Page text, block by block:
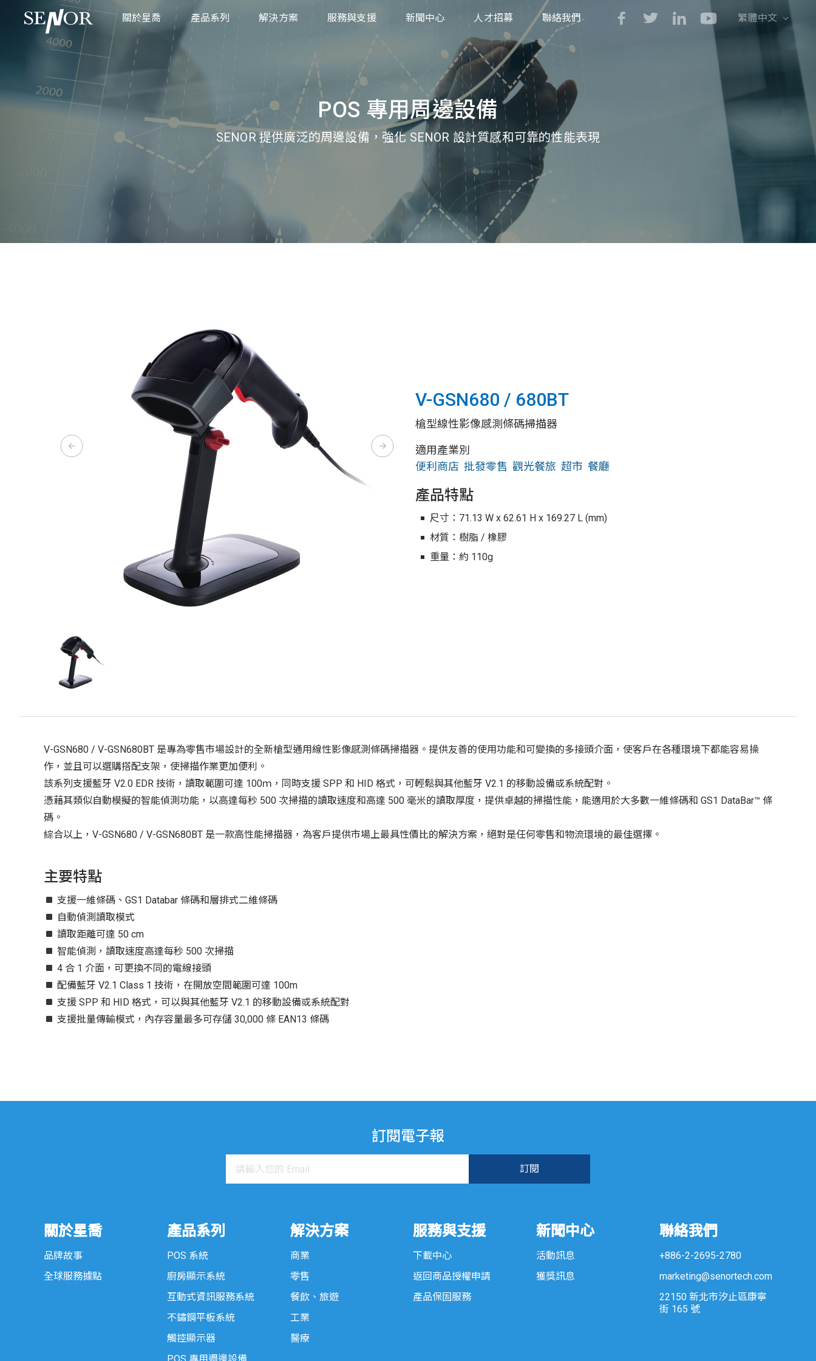
關於星喬
品牌故事
全球服務據點
產品系列
互動式資訊服務系統
不鏽鋼平板系統
工業觸控顯示器
工業主機
POS 專用週邊設備
專用支架
製造執行系統
解決方案
餐飲、旅遊
工業
醫療
服務與支援
返回商品授權申請
產品保固服務
新聞中心 人才招募 聯絡我們 繁體中文
POS 專用周邊設備
SENOR 提供廣泛的周邊設備，強化 SENOR 設計質感和可靠的性能表現
V-GSN680 / 680BT
槍型線性影像感測條碼掃描器
適用產業別
便利商店 批發零售 觀光餐旅 超市 餐廳
產品特點
尺寸：71.13 W x 62.61 H x 169.27 L (mm)
材質：樹脂 / 橡膠
重量：約 110g
V-GSN680 / V-GSN680BT 是專為零售市場設計的全新槍型通用線性影像感測條碼掃描器。提供友善的使用功能和可變換的多接頭介面，使客戶在各種環境下都能容易操
作，並且可以選購搭配支架，使掃描作業更加便利。
該系列支援藍牙 V2.0 EDR 技術，讀取範圍可達 100ｍ，同時支援 SPP 和 HID 格式，可輕鬆與其他藍牙 V2.1 的移動設備或系統配對。
憑藉其類似自動模擬的智能偵測功能，以高達每秒 500 次掃描的讀取速度和高達 500 毫米的讀取厚度，提供卓越的掃描性能，能適用於大多數一維條碼和 GS1 DataBar™ 條
碼。
綜合以上，V-GSN680 / V-GSN680BT 是一款高性能掃描器，為客戶提供市場上最具性價比的解決方案，絕對是任何零售和物流環境的最佳選擇。
主要特點
支援一維條碼、GS1 Databar 條碼和層排式二維條碼
自動偵測讀取模式
讀取距離可達 50 cm
智能偵測，讀取速度高達每秒 500 次掃描
4 合 1 介面，可更換不同的電線接頭
配備藍牙 V2.1 Class 1 技術，在開放空間範圍可達 100m
支援 SPP 和 HID 格式，可以與其他藍牙 V2.1 的移動設備或系統配對
支援批量傳輸模式，內存容量最多可存儲 30,000 條 EAN13 條碼
訂閱電子報
關於星喬
品牌故事
全球服務據點
產品系列
POS 系統
廚房顯示系統
互動式資訊服務系統
不鏽鋼平板系統
觸控顯示器
解決方案
商業
零售
餐飲、旅遊
工業
醫療
服務與支援
下載中心
返回商品授權申請
產品保固服務
新聞中心
活動訊息
獲獎訊息
聯絡我們
+886-2-2695-2780
marketing@senortech.com
22150 新北市汐止區康寧
街 165 號